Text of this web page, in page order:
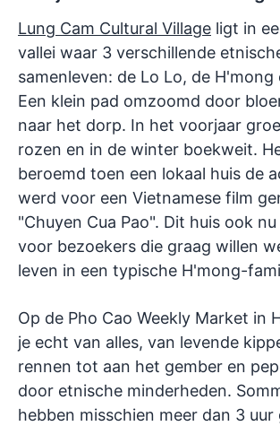
Lung Cam Cultural Village ligt in
vallei waar 3 verschillende
samenleven: de Lo Lo, de H'mong
Een klein pad omzoomd door
naar het dorp. In het voorjaar
rozen en in de winter boekweit.
beroemd toen een lokaal huis de
werd voor een Vietnamese film
"Chuyen Cua Pao". Dit huis ook
voor bezoekers die graag willen
leven in een typische H'mong-
Op de Pho Cao Weekly Market in
je echt van alles, van levende
rennen tot aan het gember en
door etnische minderheden.
hebben misschien meer dan 3 uur